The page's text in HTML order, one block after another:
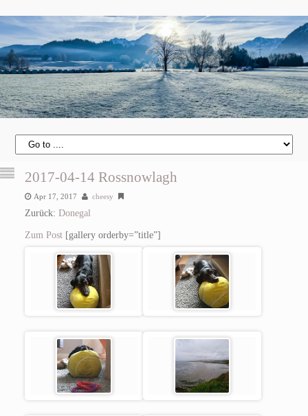
2017-04-14 Rossnowlagh
Apr 17, 2017 cheesy
Zurück: Donegal
Zum Post[gallery orderby=”title”]